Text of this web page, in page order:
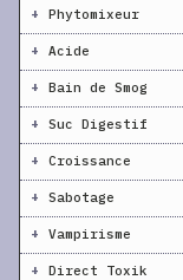
+ Phytomixeur
+ Acide
+ Bain de Smog
+ Suc Digestif
+ Croissance
+ Sabotage
+ Vampirisme
+ Direct Toxik